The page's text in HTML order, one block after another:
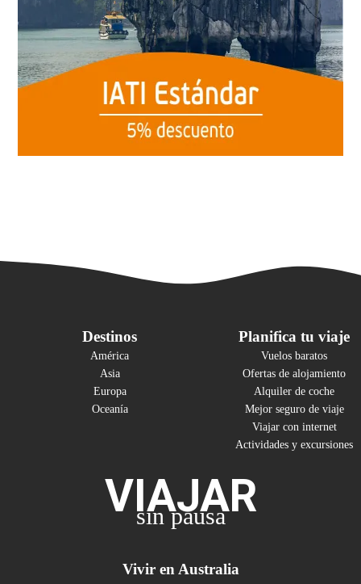
Destinos
América
Asia
Europa
Oceanía
Planifica tu viaje
Vuelos baratos
Ofertas de alojamiento
Alquiler de coche
Mejor seguro de viaje
Viajar con internet
Actividades y excursiones
VIAJAR
sin pausa
Vivir en Australia